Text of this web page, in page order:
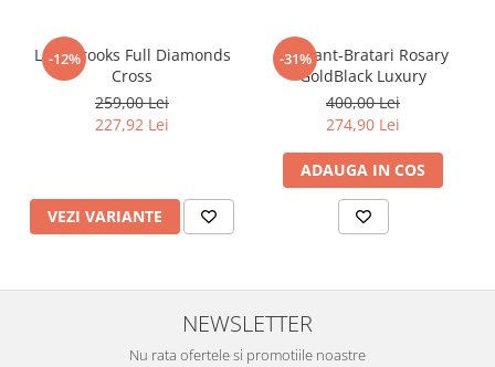
-12%
Lant Brooks Full Diamonds
Cross
259,00 Lei
227,92 Lei
VEZI VARIANTE
-31%
Set Lant-Bratari Rosary
GoldBlack Luxury
400,00 Lei
274,90 Lei
ADAUGA IN COS
NEWSLETTER
Nu rata ofertele si promotiile noastre